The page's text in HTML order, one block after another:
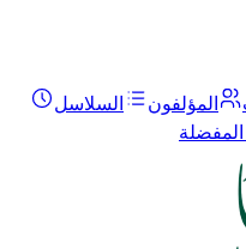
المؤلفون
السلاسل